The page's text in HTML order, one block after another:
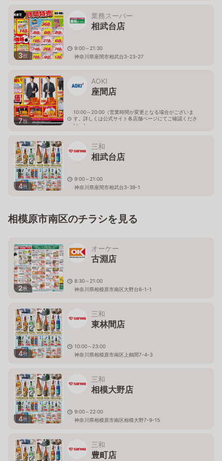
3枚
業務スーパー
相武台店
9:00～21:30
神奈川県座間市相武台3-23-27
7枚
AOKI
座間店
10:00～20:00（営業時間が変更となる場合がございま
す。詳しくは公式サイト各店舗ページにてご確認くださ
い。）
4枚
三和
相武台店
9:00～21:00
神奈川県座間市相武台3-39-1
相模原市南区のチラシを見る
2枚
オーケー
古淵店
8:30～21:00
神奈川県相模原市南区大野台6-1-1
4枚
三和
東林間店
10:00～23:00
神奈川県相模原市南区上鶴間7-4-3
4枚
三和
相模大野店
9:00～22:00
神奈川県相模原市南区相模大野7-9-15
三和
豊町店